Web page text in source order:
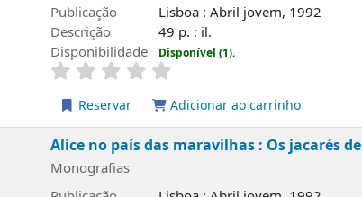
Lisboa : Abril jovem, 1992
49 p. : il.
Disponível (1).
Adicionar ao carrinho
no país das maravilhas : Os jacarés de estimação/